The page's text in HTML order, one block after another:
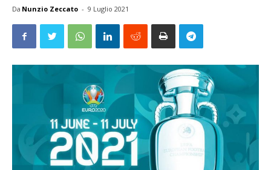
Da Nunzio Zeccato - 9 Luglio 2021